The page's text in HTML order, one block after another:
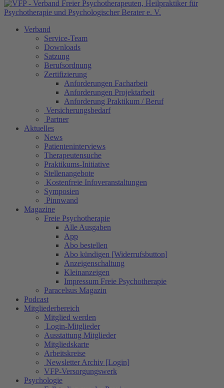
Verband
Service-Team
Downloads
Satzung
Berufsordnung
Zertifizierung
Anforderungen Facharbeit
Anforderungen Projektarbeit
Anforderung Praktikum / Beruf
Versicherungsbedarf
Partner
Aktuelles
News
Patienteninterviews
Therapeutensuche
Praktikums-Initiative
Stellenangebote
Kostenfreie Infoveranstaltungen
Symposien
Pinnwand
Magazine
Freie Psychotherapie
Alle Ausgaben
App
Abo bestellen
Abo kündigen [Widerrufsbutton]
Anzeigenschaltung
Kleinanzeigen
Impressum Freie Psychotherapie
Paracelsus Magazin
Podcast
Mitgliederbereich
Mitglied werden
Login-Mitglieder
Ausstattung Mitglieder
Mitgliedskarte
Arbeitskreise
Newsletter Archiv [Login]
VFP-Versorgungswerk
Psychologie